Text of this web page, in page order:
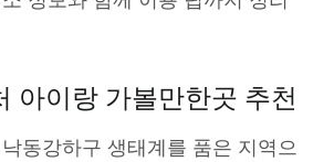
아이랑 가볼만한곳 추천
동강하구 생태계를 품은 지역으